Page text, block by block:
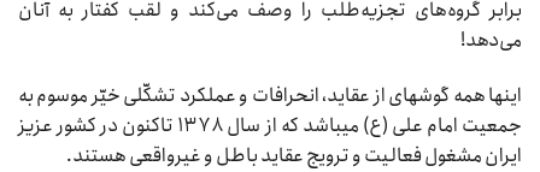
برابر گروه‌های تجزیه‌طلب را وصف می‌کند و لقب کفتار به آنان
می‌دهد!
اینها همه گوشه‏ای از عقاید، انحرافات و عملکرد تشکّلی خیّر موسوم به
جمعیت امام علی (ع) می‏باشد که از سال ۱۳۷۸ تاکنون در کشور عزیز
ایران مشغول فعالیت و ترویج عقاید باطل و غیرواقعی هستند.